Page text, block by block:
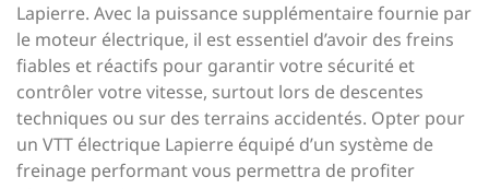
Lapierre. Avec la puissance supplémentaire fournie par
le moteur électrique, il est essentiel d’avoir des freins
fiables et réactifs pour garantir votre sécurité et
contrôler votre vitesse, surtout lors de descentes
techniques ou sur des terrains accidentés. Opter pour
un VTT électrique Lapierre équipé d’un système de
freinage performant vous permettra de profiter